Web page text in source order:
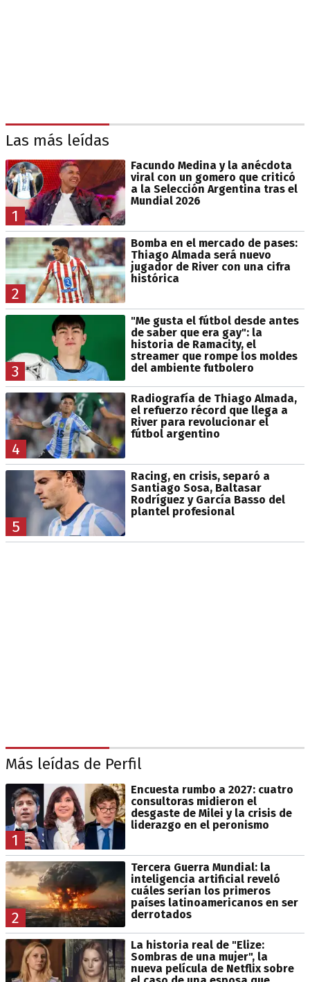
Las más leídas
1
Facundo Medina y la anécdota
viral con un gomero que criticó
a la Selección Argentina tras el
Mundial 2026
2
Bomba en el mercado de pases:
Thiago Almada será nuevo
jugador de River con una cifra
histórica
3
"Me gusta el fútbol desde antes
de saber que era gay": la
historia de Ramacity, el
streamer que rompe los moldes
del ambiente futbolero
4
Radiografía de Thiago Almada,
el refuerzo récord que llega a
River para revolucionar el
fútbol argentino
5
Racing, en crisis, separó a
Santiago Sosa, Baltasar
Rodríguez y García Basso del
plantel profesional
Más leídas de Perfil
1
Encuesta rumbo a 2027: cuatro
consultoras midieron el
desgaste de Milei y la crisis de
liderazgo en el peronismo
2
Tercera Guerra Mundial: la
inteligencia artificial reveló
cuáles serían los primeros
países latinoamericanos en ser
derrotados
La historia real de "Elize:
Sombras de una mujer", la
nueva película de Netflix sobre